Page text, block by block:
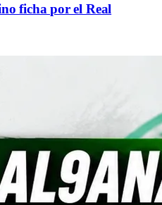
ficha por el Real